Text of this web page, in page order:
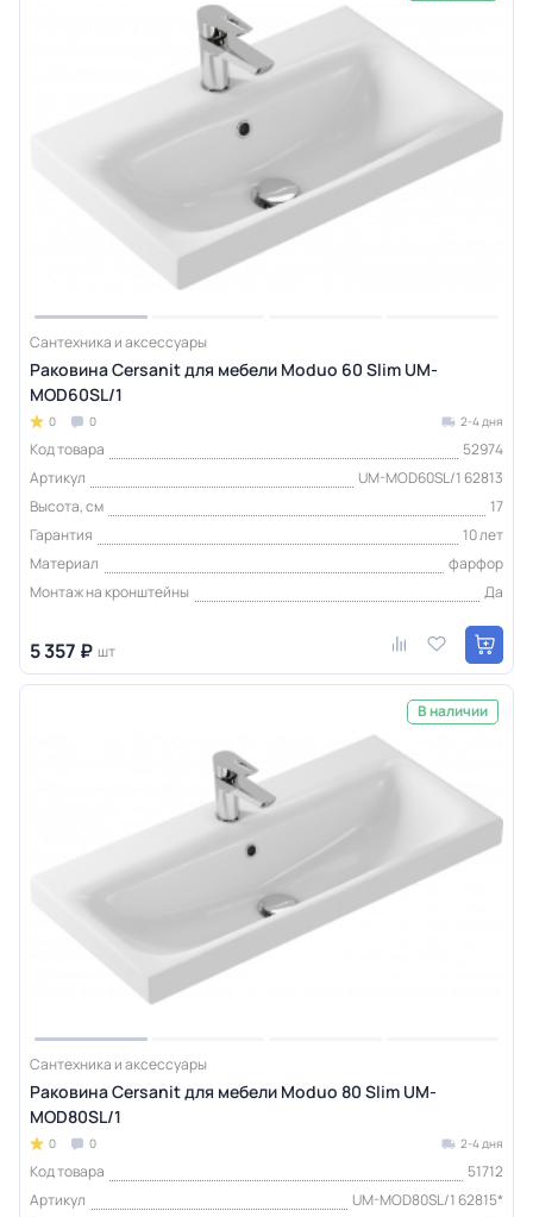
Сантехника и аксессуары
Раковина Cersanit для мебели Moduo 60 Slim UM-
MOD60SL/1
0 0 2-4 дня
Код товара
52974
Артикул
UM-MOD60SL/1 62813
Высота, см
17
Гарантия
10 лет
Материал
фарфор
Монтаж на кронштейны
Да
5 357 ₽ шт
В наличии
Сантехника и аксессуары
Раковина Cersanit для мебели Moduo 80 Slim UM-
MOD80SL/1
0 0 2-4 дня
Код товара
51712
Артикул
UM-MOD80SL/1 62815*